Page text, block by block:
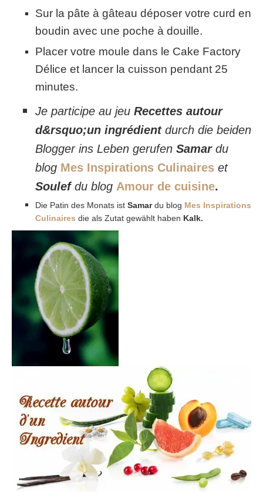
Sur la pâte à gâteau déposer votre curd en
boudin avec une poche à douille.
Placer votre moule dans le Cake Factory
Délice et lancer la cuisson pendant 25
minutes.
Je participe au jeu Recettes autour
d&rsquo;un ingrédient durch die beiden
Blogger ins Leben gerufen Samar du
blog Mes Inspirations Culinaires et
Soulefdu blog Amour de cuisine.
Die Patin des Monats ist Samardu blog Mes Inspirations
Culinaires die als Zutat gewählt haben Kalk.